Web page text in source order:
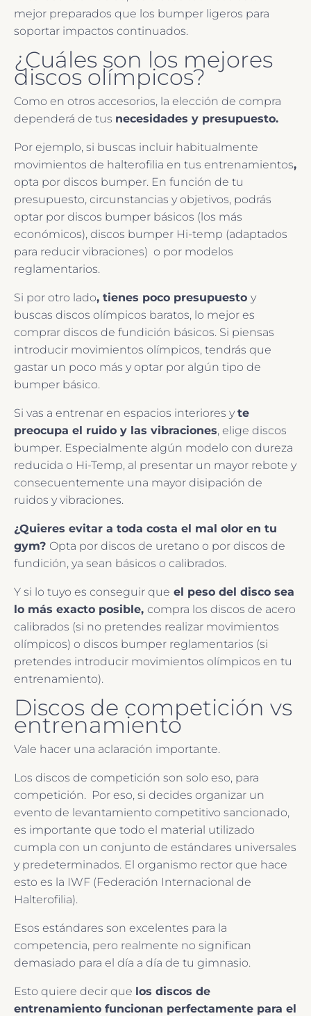
mejor preparados que los bumper ligeros para
soportar impactos continuados.
¿Cuáles son los mejores
discos olímpicos?
Como en otros accesorios, la elección de compra
dependerá de tus necesidades y presupuesto.
Por ejemplo, si buscas incluir habitualmente
movimientos de halterofilia en tus entrenamientos,
opta por discos bumper. En función de tu
presupuesto, circunstancias y objetivos, podrás
optar por discos bumper básicos (los más
económicos), discos bumper Hi-temp (adaptados
para reducir vibraciones) o por modelos
reglamentarios.
Si por otro lado, tienes poco presupuesto y
buscas discos olímpicos baratos, lo mejor es
comprar discos de fundición básicos. Si piensas
introducir movimientos olímpicos, tendrás que
gastar un poco más y optar por algún tipo de
bumper básico.
Si vas a entrenar en espacios interiores y te
preocupa el ruido y las vibraciones, elige discos
bumper. Especialmente algún modelo con dureza
reducida o Hi-Temp, al presentar un mayor rebote y
consecuentemente una mayor disipación de
ruidos y vibraciones.
¿Quieres evitar a toda costa el mal olor en tu
gym? Opta por discos de uretano o por discos de
fundición, ya sean básicos o calibrados.
Y si lo tuyo es conseguir que el peso del disco sea
lo más exacto posible, compra los discos de acero
calibrados (si no pretendes realizar movimientos
olímpicos) o discos bumper reglamentarios (si
pretendes introducir movimientos olímpicos en tu
entrenamiento).
Discos de competición vs
entrenamiento
Vale hacer una aclaración importante.
Los discos de competición son solo eso, para
competición. Por eso, si decides organizar un
evento de levantamiento competitivo sancionado,
es importante que todo el material utilizado
cumpla con un conjunto de estándares universales
y predeterminados. El organismo rector que hace
esto es la IWF (Federación Internacional de
Halterofilia).
Esos estándares son excelentes para la
competencia, pero realmente no significan
demasiado para el día a día de tu gimnasio.
Esto quiere decir que los discos de
entrenamiento funcionan perfectamente para el